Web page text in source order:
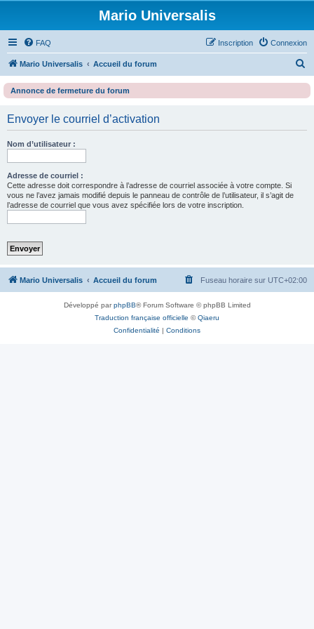
Mario Universalis
FAQ Connexion
Inscription
Mario Universalis Accueil du forum
c
e
Annonce de fermeture du forum
Envoyer le courriel d’activation
Nom d’utilisateur :
Adresse de courriel :
Cette adresse doit correspondre à l’adresse de courriel associée à votre compte. Si
vous ne l’avez jamais modifié depuis le panneau de contrôle de l’utilisateur, il s’agit de
l’adresse de courriel que vous avez spécifiée lors de votre inscription.
Mario Universalis Accueil du forum Fuseau horaire sur UTC+02:00
Développé parphpBB® Forum Software © phpBB Limited
Traduction française officielle ©Qiaeru
Confidentialité | Conditions